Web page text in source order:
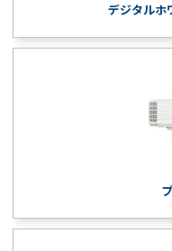
デジタルホ